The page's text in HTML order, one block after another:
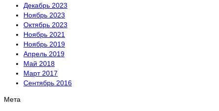
Декабрь 2023
Ноябрь 2023
Октябрь 2023
Ноябрь 2021
Ноябрь 2019
Апрель 2019
Май 2018
Март 2017
Сентябрь 2016
Мета